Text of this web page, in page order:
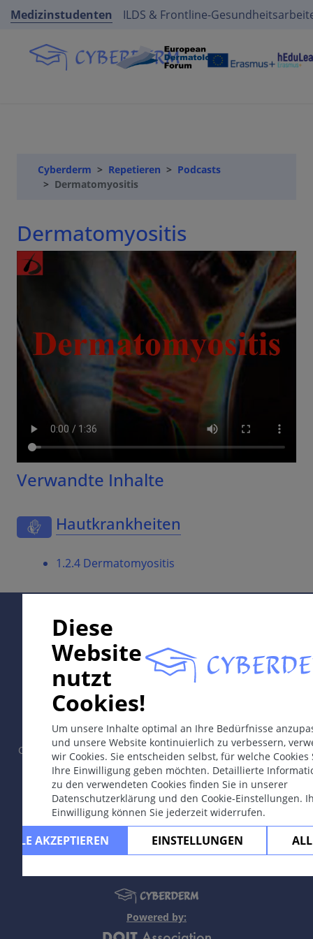
Medizinstudenten ILDS & Frontline-
Cyberderm Repetieren
Podcasts
Dermatomyositis
Dermatomyositis
Verwandte Inhalte
Hautkrankheiten
1.2.4 Dermatomyositis
Diese
Website
nutzt
Cookies!
Um unsere Inhalte optimal an Ihre Bedürfnisse
und unsere Website kontinuierlich zu verbessern,
wir Cookies. Sie entscheiden selbst, für welche Cookies
Ihre Einwilligung geben möchten. Detaillierte
zu den verwendeten Cookies finden Sie in unserer
Datenschutzerklärung und den Cookie-Einstellungen.
Einwilligung können Sie jederzeit widerrufen.
ALLE AKZEPTIEREN EINSTELLUNGEN
In collaboration with Erasmus+ hEduLearnIt editorial
group
Copyright © 2003-2026 by CYBERDERM Redaktionsgruppe -
Gründungsredakteur Guenter Burg, M.D. - Konzept und
Koordination durch Vahid Djamei, Zürich.
All rights reserved.
Kontakt | Impressum |Unterstützt
durch|Datenschutzerklärung|Nutzungsbedingungen|
Powered by: